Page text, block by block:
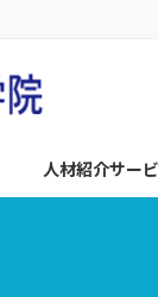
人材紹介サー